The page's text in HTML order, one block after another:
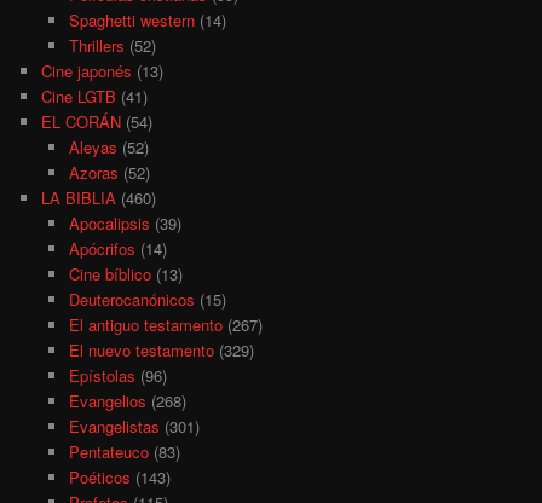
Spaghetti western(14)
Thrillers (52)
Cine japonés (13)
Cine LGTB (41)
EL CORÁN (54)
Aleyas (52)
Azoras (52)
LA BIBLIA (460)
Apocalipsis (39)
Apócrifos (14)
Cine bíblico(13)
Deuterocanónicos (15)
El antiguo testamento(267)
El nuevo testamento(329)
Epístolas (96)
Evangelios (268)
Evangelistas (301)
Pentateuco(83)
Poéticos (143)